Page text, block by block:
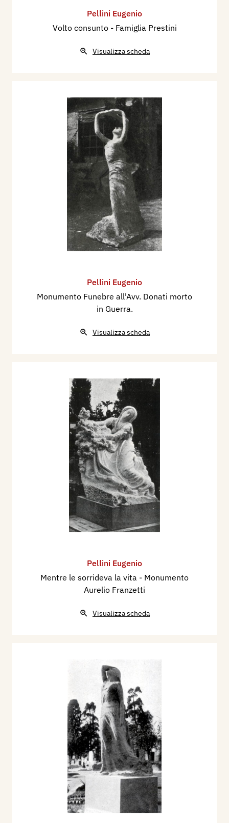
Pellini Eugenio
Volto consunto - Famiglia Prestini
Visualizza scheda
Pellini Eugenio
Monumento Funebre all'Avv. Donati morto
in Guerra.
Visualizza scheda
Pellini Eugenio
Mentre le sorrideva la vita - Monumento
Aurelio Franzetti
Visualizza scheda